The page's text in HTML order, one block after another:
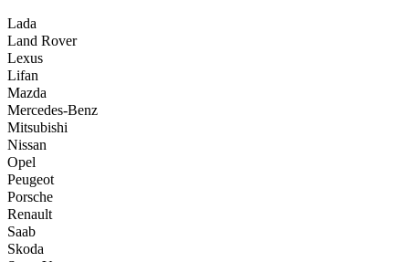
Lada
Land Rover
Lexus
Lifan
Mazda
Mercedes-Benz
Mitsubishi
Nissan
Opel
Peugeot
Porsche
Renault
Saab
Skoda